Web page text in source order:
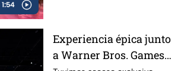
1:54
Experiencia épica junto
a Warner Bros. Games